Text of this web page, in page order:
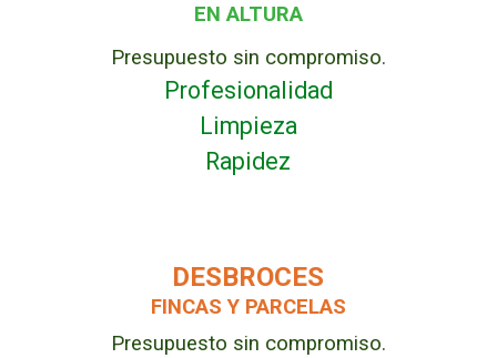
EN ALTURA
Presupuesto sin compromiso.
Profesionalidad
Limpieza
Rapidez
DESBROCES
FINCAS Y PARCELAS
Presupuesto sin compromiso.